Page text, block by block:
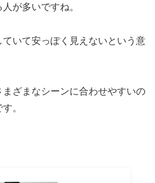
が多いですね。
いて安っぽく見えないという意
ざまなシーンに合わせやすいの
。